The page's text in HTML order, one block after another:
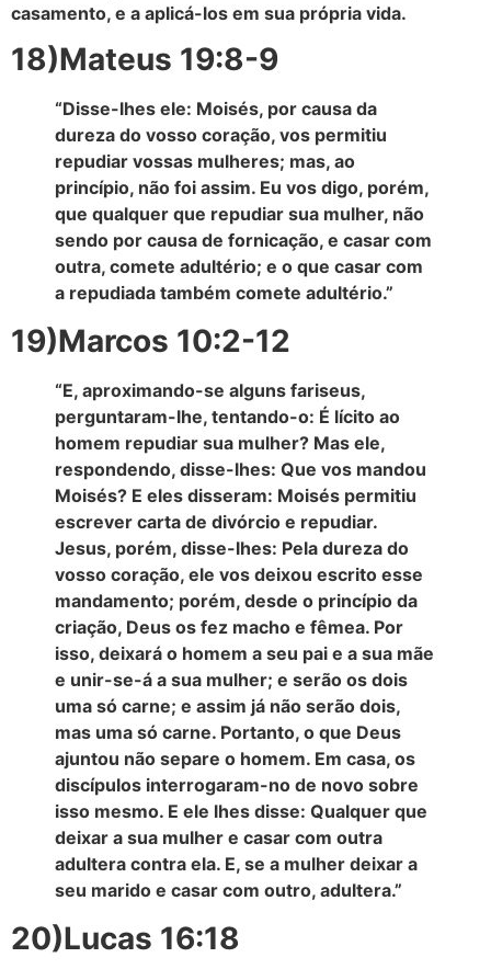
casamento, e a aplicá-los em sua própria vida.
18)Mateus 19:8-9
“Disse-lhes ele: Moisés, por causa da
dureza do vosso coração, vos permitiu
repudiar vossas mulheres; mas, ao
princípio, não foi assim. Eu vos digo, porém,
que qualquer que repudiar sua mulher, não
sendo por causa de fornicação, e casar com
outra, comete adultério; e o que casar com
a repudiada também comete adultério.”
19)Marcos 10:2-12
“E, aproximando-se alguns fariseus,
perguntaram-lhe, tentando-o: É lícito ao
homem repudiar sua mulher? Mas ele,
respondendo, disse-lhes: Que vos mandou
Moisés? E eles disseram: Moisés permitiu
escrever carta de divórcio e repudiar.
Jesus, porém, disse-lhes: Pela dureza do
vosso coração, ele vos deixou escrito esse
mandamento; porém, desde o princípio da
criação, Deus os fez macho e fêmea. Por
isso, deixará o homem a seu pai e a sua mãe
e unir-se-á a sua mulher; e serão os dois
uma só carne; e assim já não serão dois,
mas uma só carne. Portanto, o que Deus
ajuntou não separe o homem. Em casa, os
discípulos interrogaram-no de novo sobre
isso mesmo. E ele lhes disse: Qualquer que
deixar a sua mulher e casar com outra
adultera contra ela. E, se a mulher deixar a
seu marido e casar com outro, adultera.”
20)Lucas 16:18